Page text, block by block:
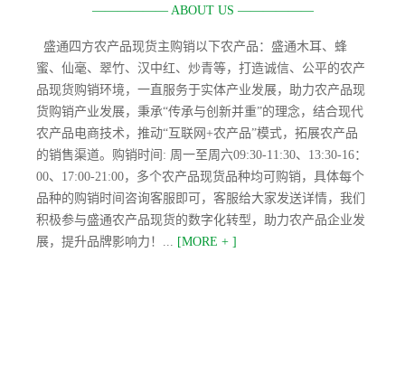
—————— ABOUT US ——————
盛通四方农产品现货主购销以下农产品：盛通木耳、蜂
蜜、仙毫、翠竹、汉中红、炒青等，打造诚信、公平的农产
品现货购销环境，一直服务于实体产业发展，助力农产品现
货购销产业发展，秉承“传承与创新并重”的理念，结合现代
农产品电商技术，推动“互联网+农产品”模式，拓展农产品
的销售渠道。购销时间: 周一至周六09:30-11:30、13:30-16：
00、17:00-21:00，多个农产品现货品种均可购销，具体每个
品种的购销时间咨询客服即可，客服给大家发送详情，我们
积极参与盛通农产品现货的数字化转型，助力农产品企业发
展，提升品牌影响力！...
[MORE + ]